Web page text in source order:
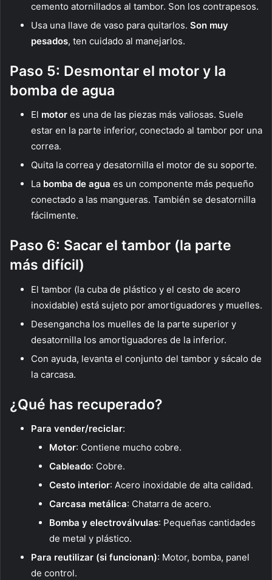
cemento atornillados al tambor. Son los contrapesos.
Usa una llave de vaso para quitarlos. Son muy
pesados, ten cuidado al manejarlos.
Paso 5: Desmontar el motor y la
bomba de agua
El motor es una de las piezas más valiosas. Suele
estar en la parte inferior, conectado al tambor por una
correa.
Quita la correa y desatornilla el motor de su soporte.
La bomba de agua es un componente más pequeño
conectado a las mangueras. También se desatornilla
fácilmente.
Paso 6: Sacar el tambor (la parte
más difícil)
El tambor (la cuba de plástico y el cesto de acero
inoxidable) está sujeto por amortiguadores y muelles.
Desengancha los muelles de la parte superior y
desatornilla los amortiguadores de la inferior.
Con ayuda, levanta el conjunto del tambor y sácalo de
la carcasa.
¿Qué has recuperado?
Para vender/reciclar:
Motor: Contiene mucho cobre.
Cableado: Cobre.
Cesto interior: Acero inoxidable de alta calidad.
Carcasa metálica: Chatarra de acero.
Bomba y electroválvulas: Pequeñas cantidades
de metal y plástico.
Para reutilizar (si funcionan): Motor, bomba, panel
de control.